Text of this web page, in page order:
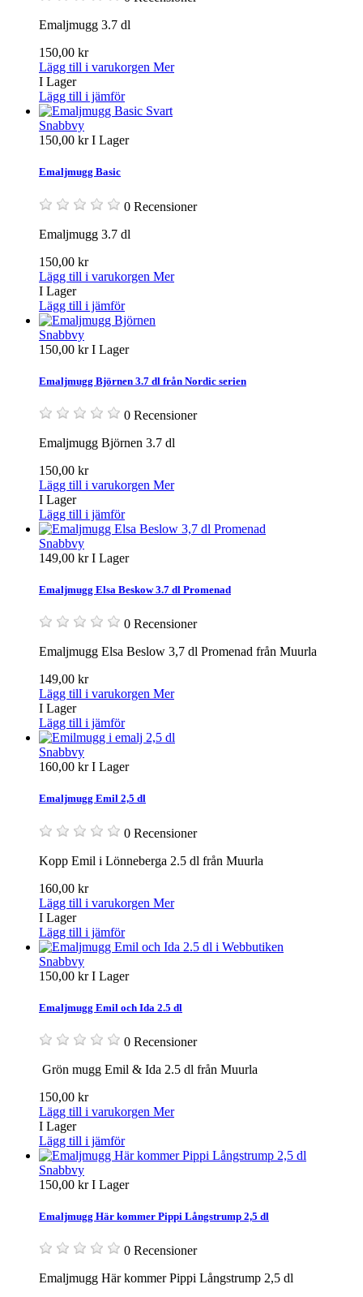
Emaljmugg 3.7 dl
150,00 kr
Lägg till i varukorgen Mer
I Lager
Lägg till i jämför
Snabbvy
150,00 krI Lager
Emaljmugg Basic
0 Recensioner
Emaljmugg 3.7 dl
150,00 kr
Lägg till i varukorgen Mer
I Lager
Lägg till i jämför
Snabbvy
150,00 krI Lager
Emaljmugg Björnen 3.7 dl från Nordic serien
0 Recensioner
Emaljmugg Björnen 3.7 dl
150,00 kr
Lägg till i varukorgen Mer
I Lager
Lägg till i jämför
Snabbvy
149,00 krI Lager
Emaljmugg Elsa Beskow 3.7 dl Promenad
0 Recensioner
Emaljmugg Elsa Beslow 3,7 dl Promenad från Muurla
149,00 kr
Lägg till i varukorgen Mer
I Lager
Lägg till i jämför
Snabbvy
160,00 krI Lager
Emaljmugg Emil 2,5 dl
0 Recensioner
Kopp Emil i Lönneberga 2.5 dl från Muurla
160,00 kr
Lägg till i varukorgen Mer
I Lager
Lägg till i jämför
Snabbvy
150,00 krI Lager
Emaljmugg Emil och Ida 2.5 dl
0 Recensioner
Grön mugg Emil & Ida 2.5 dl från Muurla
150,00 kr
Lägg till i varukorgen Mer
I Lager
Lägg till i jämför
Snabbvy
150,00 krI Lager
Emaljmugg Här kommer Pippi Långstrump 2,5 dl
0 Recensioner
Emaljmugg Här kommer Pippi Långstrump 2,5 dl